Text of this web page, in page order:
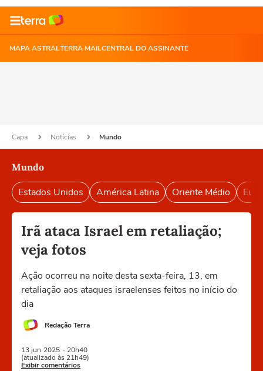
MAPA ASTRALTERRA MAILCENTRAL DO ASSINANTE
Capa Notícias Mundo
Mundo
Estados Unidos América Latina Oriente Médio
Irã ataca Israel em retaliação;
veja fotos
Ação ocorreu na noite desta sexta-feira, 13, em
retaliação aos ataques israelenses feitos no início do
dia
Redação Terra
13 jun 2025 - 20h40
(atualizado às 21h49)
Exibir comentários